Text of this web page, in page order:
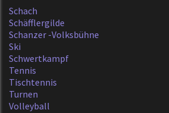
Schach
Schäfflergilde
Schanzer -Volksbühne
Ski
Schwertkampf
Tennis
Tischtennis
Turnen
Volleyball